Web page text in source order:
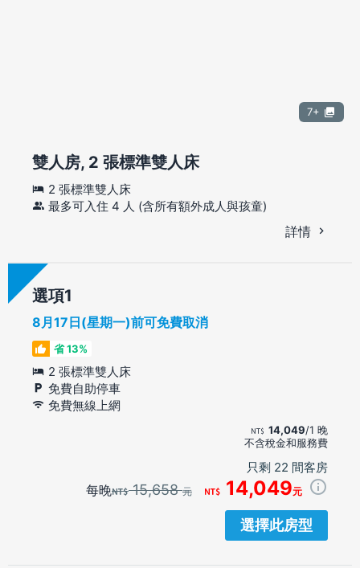
7+
雙人房, 2 張標準雙人床
2 張標準雙人床
最多可入住 4 人 (含所有額外成人與孩童)
詳情
選項
8月17日(星期一)前可免費取消
省 13%
2 張標準雙人床
免費自助停車
免費無線上網
14,049/1 晚
不含稅金和服務費
只剩 22 間客房
每晚 15,658元 14,049元
選擇此房型